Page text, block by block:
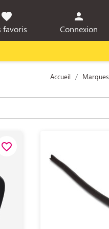
favorite
favoris
person
Connexion
Accueil Marques
favorite_border